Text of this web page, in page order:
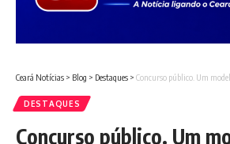
Ceará Notícias > Blog > Destaques > Concurso público. Um
DESTAQUES
Concurso público. Um